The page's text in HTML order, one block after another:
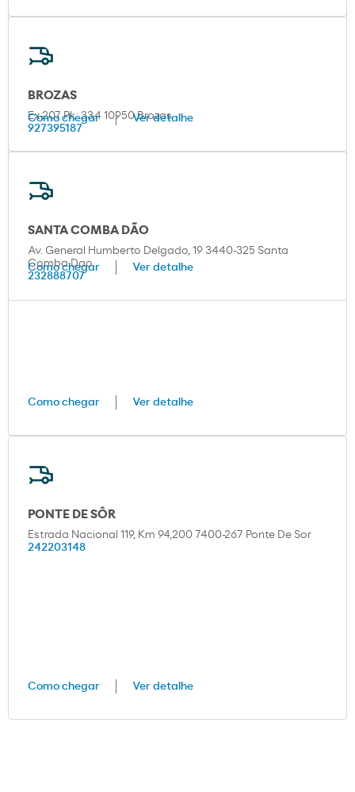
BROZAS
Ex-207 Pk: 33,4 10950 Brozas
927395187
Como chegar Ver detalhe
Como chegar Ver detalhe
SANTA COMBA DÃO
Av. General Humberto Delgado, 19 3440-325 Santa
Comba Dao
232888707
Como chegar Ver detalhe
PONTE DE SÔR
Estrada Nacional 119, Km 94,200 7400-267 Ponte De Sor
242203148
Como chegar Ver detalhe